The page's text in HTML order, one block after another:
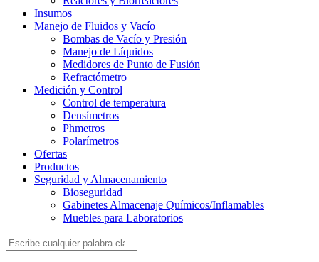
Insumos
Manejo de Fluidos y Vacío
Bombas de Vacío y Presión
Manejo de Líquidos
Medidores de Punto de Fusión
Refractómetro
Medición y Control
Control de temperatura
Densímetros
Phmetros
Polarímetros
Ofertas
Productos
Seguridad y Almacenamiento
Bioseguridad
Gabinetes Almacenaje Químicos/Inflamables
Muebles para Laboratorios